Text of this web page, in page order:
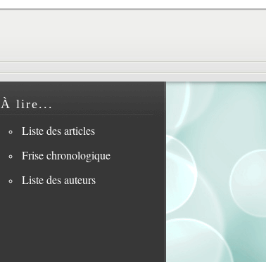
À lire...
Liste des articles
Frise chronologique
Liste des auteurs